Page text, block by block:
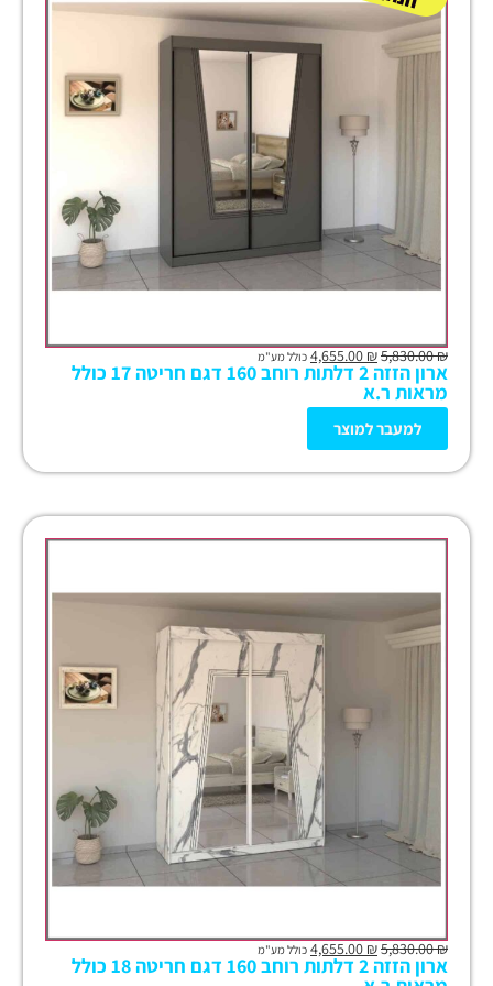
₪
5,830.00
₪ כולל מע"מ
ארון הזזה 2 דלתות רוחב 160 דגם חריטה 17 כולל
מראות ר.א
למעבר למוצר
₪
5,830.00
₪ כולל מע"מ
ארון הזזה 2 דלתות רוחב 160 דגם חריטה 18 כולל